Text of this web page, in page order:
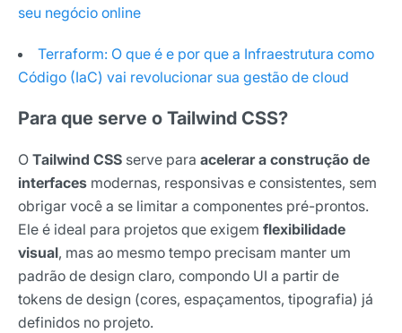
seu negócio online
Terraform: O que é e por que a Infraestrutura como
Código (IaC) vai revolucionar sua gestão de cloud
Para que serve o Tailwind CSS?
O Tailwind CSS serve para acelerar a construção de
interfaces modernas, responsivas e consistentes, sem
obrigar você a se limitar a componentes pré-prontos.
Ele é ideal para projetos que exigem flexibilidade
visual, mas ao mesmo tempo precisam manter um
padrão de design claro, compondo UI a partir de
tokens de design (cores, espaçamentos, tipografia) já
definidos no projeto.